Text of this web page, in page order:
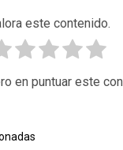
este contenido.
en puntuar este